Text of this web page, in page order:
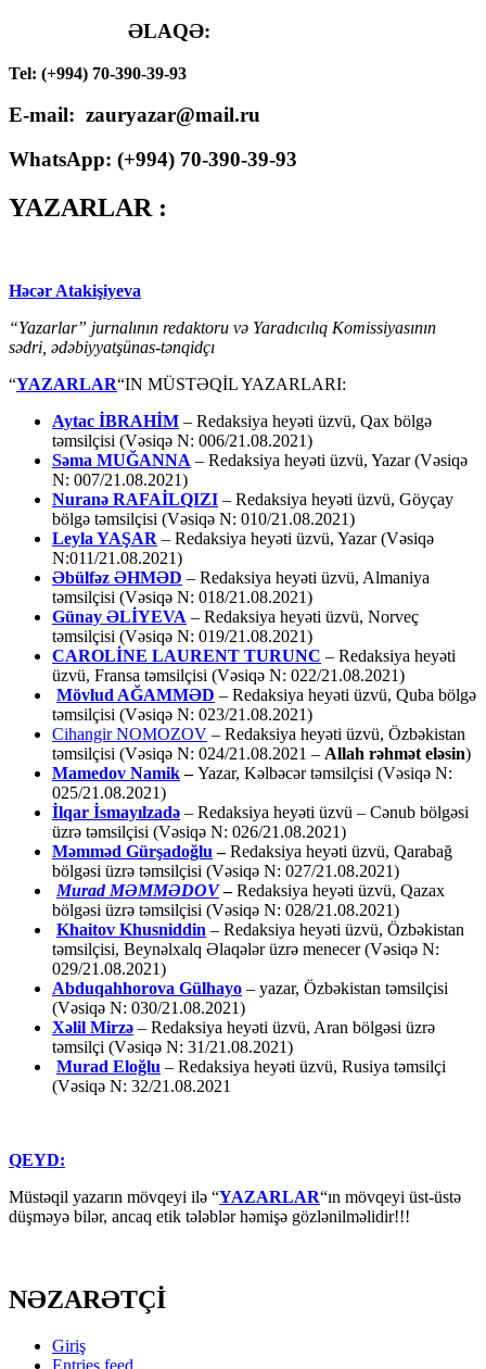
ƏLAQƏ:
Tel: (+994) 70-390-39-93
E-mail: zauryazar@mail.ru
WhatsApp: (+994) 70-390-39-93
YAZARLAR :
Həcər Atakişiyeva
“Yazarlar” jurnalının redaktoru və Yaradıcılıq Komissiyasının
sədri, ədəbiyyatşünas-tənqidçı
“YAZARLAR“IN MÜSTƏQİL YAZARLARI:
Aytac İBRAHİM – Redaksiya heyəti üzvü, Qax bölgə
təmsilçisi (Vəsiqə N: 006/21.08.2021)
Səma MUĞANNA – Redaksiya heyəti üzvü, Yazar (Vəsiqə
N: 007/21.08.2021)
Nuranə RAFAİLQIZI – Redaksiya heyəti üzvü, Göyçay
bölgə təmsilçisi (Vəsiqə N: 010/21.08.2021)
Leyla YAŞAR – Redaksiya heyəti üzvü, Yazar (Vəsiqə
N:011/21.08.2021)
Əbülfəz ƏHMƏD – Redaksiya heyəti üzvü, Almaniya
təmsilçisi (Vəsiqə N: 018/21.08.2021)
Günay ƏLİYEVA – Redaksiya heyəti üzvü, Norveç
təmsilçisi (Vəsiqə N: 019/21.08.2021)
CAROLİNE LAURENT TURUNC – Redaksiya heyəti
üzvü, Fransa təmsilçisi (Vəsiqə N: 022/21.08.2021)
Mövlud AĞAMMƏD – Redaksiya heyəti üzvü, Quba bölgə
təmsilçisi (Vəsiqə N: 023/21.08.2021)
Cihangir NOMOZOV – Redaksiya heyəti üzvü, Özbəkistan
təmsilçisi (Vəsiqə N: 024/21.08.2021 – Allah rəhmət eləsin)
Mamedov Namik–Yazar, Kəlbəcər təmsilçisi (Vəsiqə N:
025/21.08.2021)
İlqar İsmayılzadə – Redaksiya heyəti üzvü – Cənub bölgəsi
üzrə təmsilçisi (Vəsiqə N: 026/21.08.2021)
Məmməd Gürşadoğlu –Redaksiya heyəti üzvü, Qarabağ
bölgəsi üzrə təmsilçisi (Vəsiqə N: 027/21.08.2021)
Murad MƏMMƏDOV –Redaksiya heyəti üzvü, Qazax
bölgəsi üzrə təmsilçisi (Vəsiqə N: 028/21.08.2021)
Khaitov Khusniddin – Redaksiya heyəti üzvü, Özbəkistan
təmsilçisi, Beynəlxalq Əlaqələr üzrə menecer (Vəsiqə N:
029/21.08.2021)
Abduqahhorova Gülhayo – yazar, Özbəkistan təmsilçisi
(Vəsiqə N: 030/21.08.2021)
Xəlil Mirzə – Redaksiya heyəti üzvü, Aran bölgəsi üzrə
təmsilçi (Vəsiqə N: 31/21.08.2021)
Murad Eloğlu – Redaksiya heyəti üzvü, Rusiya təmsilçi
(Vəsiqə N: 32/21.08.2021
QEYD:
Müstəqil yazarın mövqeyi ilə “YAZARLAR“ın mövqeyi üst-üstə
düşməyə bilər, ancaq etik tələblər həmişə gözlənilməlidir!!!
NƏZARƏTÇİ
Giriş
Entries feed